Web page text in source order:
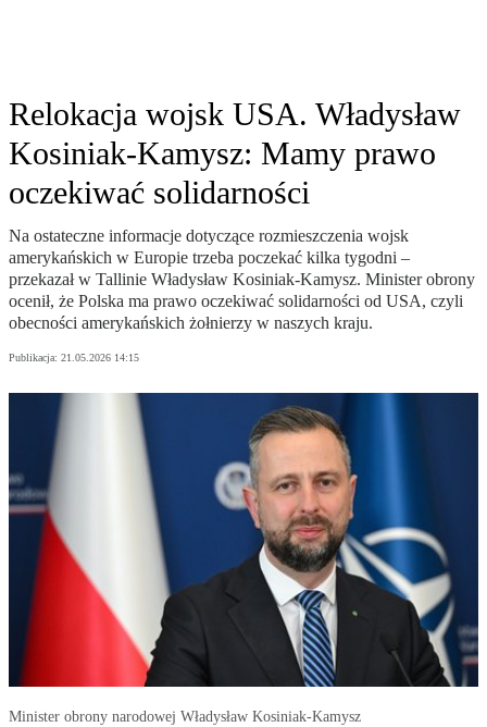
Relokacja wojsk USA. Władysław
Kosiniak-Kamysz: Mamy prawo
oczekiwać solidarności
Na ostateczne informacje dotyczące rozmieszczenia wojsk
amerykańskich w Europie trzeba poczekać kilka tygodni –
przekazał w Tallinie Władysław Kosiniak-Kamysz. Minister obrony
ocenił, że Polska ma prawo oczekiwać solidarności od USA, czyli
obecności amerykańskich żołnierzy w naszych kraju.
Publikacja: 21.05.2026 14:15
Minister obrony narodowej Władysław Kosiniak-Kamysz